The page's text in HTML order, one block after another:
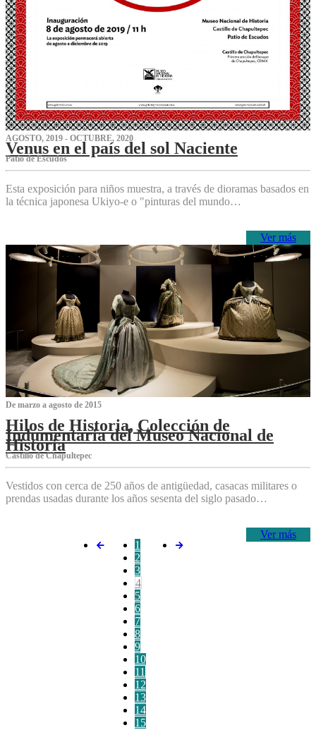
AGOSTO, 2019 - OCTUBRE, 2020
Venus en el país del sol Naciente
P‌atio de Escudos
Esta exposición para niños muestra, a través de dioramas basados en
la técnica japonesa Ukiyo-e o "pinturas del mundo…
Ver más
De marzo a agosto de 2015
Hilos de Historia, Colección de
Indumentaria del Museo Nacional de
Historia
Castillo de Chapultepec
Vestidos con cerca de 250 años de antigüedad, casacas militares o
prendas usadas durante los años sesenta del siglo pasado…
Ver más
1
2
3
4
5
6
7
8
9
10
11
12
13
14
15